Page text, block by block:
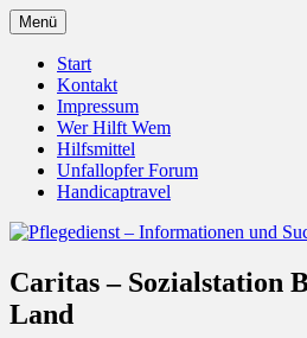
Zum
Inhalt
springen
Pflegedienst –
und Suche nach
Unfallopfer – Hilfswerk
Menü
Start
Kontakt
Impressum
Wer Hilft Wem
Hilfsmittel
Unfallopfer Forum
Handicaptravel
Caritas – Sozialstation
Land